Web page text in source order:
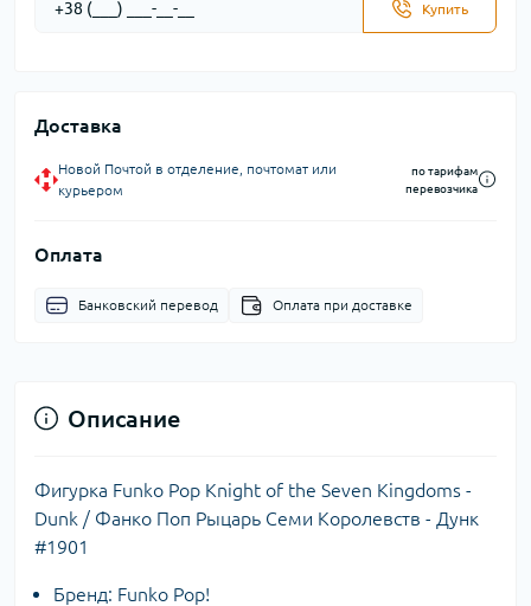
Купить
Доставка
Новой Почтой в отделение, почтомат или
курьером
по тарифам
перевозчика
Оплата
Банковский перевод Оплата при доставке
Описание
Фигурка Funko Pop Knight of the Seven Kingdoms -
Dunk / Фанко Поп Рыцарь Семи Королевств - Дунк
#1901
Бренд: Funko Pop!